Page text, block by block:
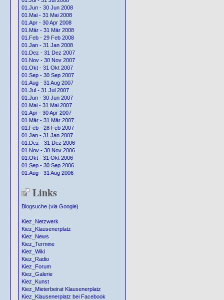
01.Jun - 30 Jun 2008
01.Mai - 31 Mai 2008
01.Apr - 30 Apr 2008
01.Mär - 31 Mär 2008
01.Feb - 29 Feb 2008
01.Jan - 31 Jan 2008
01.Dez - 31 Dez 2007
01.Nov - 30 Nov 2007
01.Okt - 31 Okt 2007
01.Sep - 30 Sep 2007
01.Aug - 31 Aug 2007
01.Jul - 31 Jul 2007
01.Jun - 30 Jun 2007
01.Mai - 31 Mai 2007
01.Apr - 30 Apr 2007
01.Mär - 31 Mär 2007
01.Feb - 28 Feb 2007
01.Jan - 31 Jan 2007
01.Dez - 31 Dez 2006
01.Nov - 30 Nov 2006
01.Okt - 31 Okt 2006
01.Sep - 30 Sep 2006
01.Aug - 31 Aug 2006
Links
Blogsuche (via Google)
Kiez_Netzwerk
Kiez_Klausenerplatz
Kiez_News
Kiez_Termine
Kiez_Wiki
Kiez_Radio
Kiez_Forum
Kiez_Galerie
Kiez_Kunst
Kiez_Mieterbeirat Klausenerplatz
Kiez_Klausenerplatz bei Facebook